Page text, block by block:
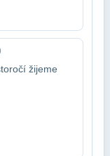
žijeme